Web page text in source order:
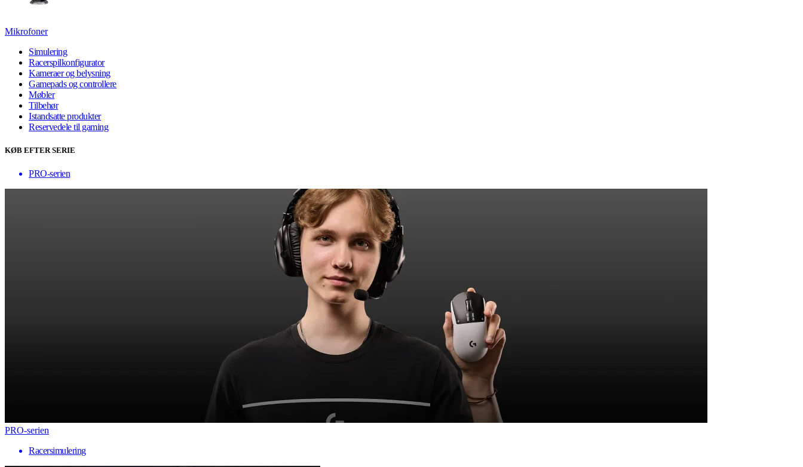
Mikrofoner
Simulering
Racerspilkonfigurator
Kameraer og belysning
Gamepads og controllere
Møbler
Tilbehør
Istandsatte produkter
Reservedele til gaming
KØB EFTER SERIE
PRO-serien
PRO-serien
Racersimulering